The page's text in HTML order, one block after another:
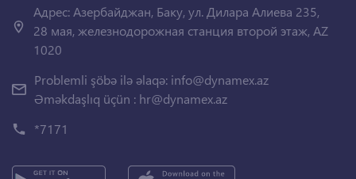
Адрес: Азербайджан, Баку, ул. Дилара Алиева 235,
28 мая, железнодорожная станция второй этаж, AZ
1020
Problemli şöbə ilə əlaqə: info@dynamex.az
Əməkdaşlıq üçün : hr@dynamex.az
*7171